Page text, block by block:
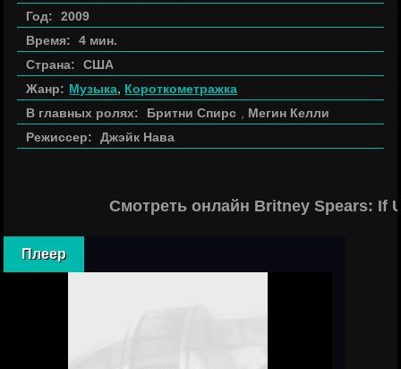
Год:
2009
Время:
4 мин.
Страна:
США
Жанр: Музыка, Короткометражка
В главных ролях:
Бритни Спирс
Мегин Келли
Режиссер:
Джэйк Нава
Смотреть онлайн Britney Spears: If
Плеер